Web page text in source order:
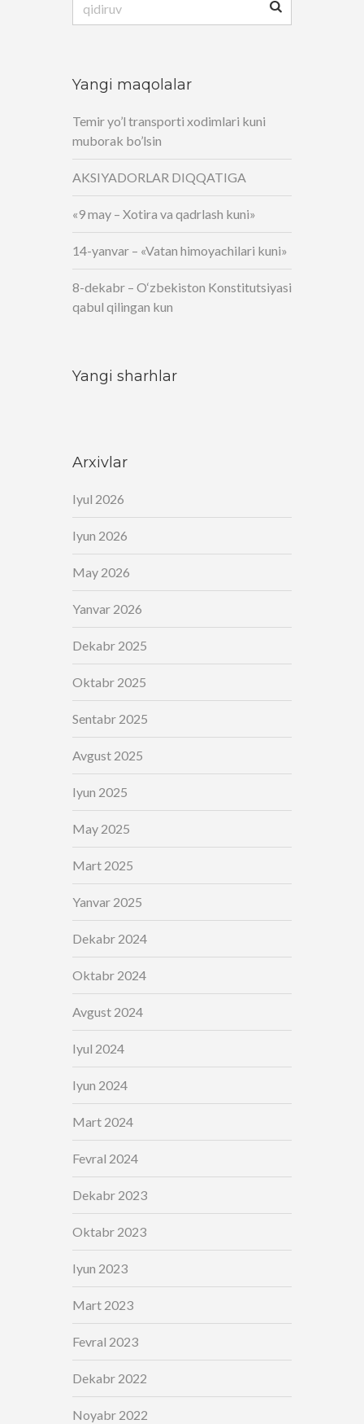
Yangi maqolalar
Temir yo’l transporti xodimlari kuni
muborak bo’lsin
AKSIYADORLAR DIQQATIGA
«9 may – Xotira va qadrlash kuni»
14-yanvar – «Vatan himoyachilari kuni»
8-dekabr – O‘zbekiston Konstitutsiyasi
qabul qilingan kun
Yangi sharhlar
Arxivlar
Iyul 2026
Iyun 2026
May 2026
Yanvar 2026
Dekabr 2025
Oktabr 2025
Sentabr 2025
Avgust 2025
Iyun 2025
May 2025
Mart 2025
Yanvar 2025
Dekabr 2024
Oktabr 2024
Avgust 2024
Iyul 2024
Iyun 2024
Mart 2024
Fevral 2024
Dekabr 2023
Oktabr 2023
Iyun 2023
Mart 2023
Fevral 2023
Dekabr 2022
Noyabr 2022